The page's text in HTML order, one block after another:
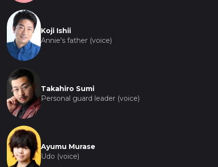
Koji Ishii
Annie's father (voice)
Takahiro Sumi
Personal guard leader (voice)
Ayumu Murase
Udo (voice)